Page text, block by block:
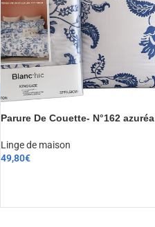
Parure De Couette- N°162 azuréa
Linge de maison
49,80€